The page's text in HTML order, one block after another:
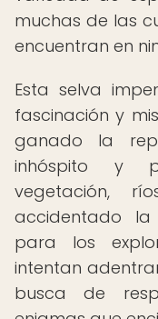
muchas de las
encuentran en
Esta selva
fascinación y
ganado la
inhóspito y
vegetación,
accidentado
para los
intentan
busca de